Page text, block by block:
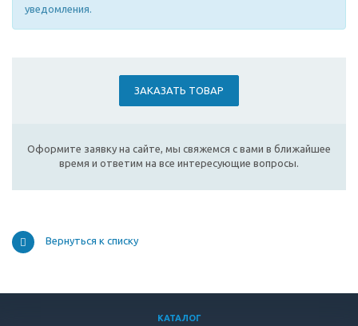
уведомления.
ЗАКАЗАТЬ ТОВАР
Оформите заявку на сайте, мы свяжемся с вами в ближайшее
время и ответим на все интересующие вопросы.
Вернуться к списку
КАТАЛОГ